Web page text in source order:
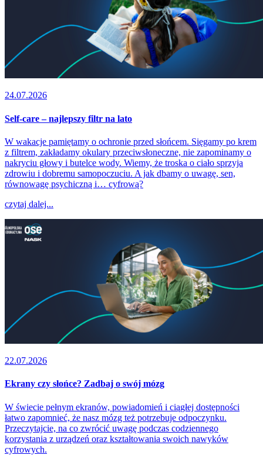
24.07.2026
Self-care – najlepszy filtr na lato
W wakacje pamiętamy o ochronie przed słońcem. Sięgamy po krem
z filtrem, zakładamy okulary przeciwsłoneczne, nie zapominamy o
nakryciu głowy i butelce wody. Wiemy, że troska o ciało sprzyja
zdrowiu i dobremu samopoczuciu. A jak dbamy o uwagę, sen,
równowagę psychiczną i… cyfrową?
czytaj dalej...
22.07.2026
Ekrany czy słońce? Zadbaj o swój mózg
W świecie pełnym ekranów, powiadomień i ciągłej dostępności
łatwo zapomnieć, że nasz mózg też potrzebuje odpoczynku.
Przeczytajcie, na co zwrócić uwagę podczas codziennego
korzystania z urządzeń oraz kształtowania swoich nawyków
cyfrowych.